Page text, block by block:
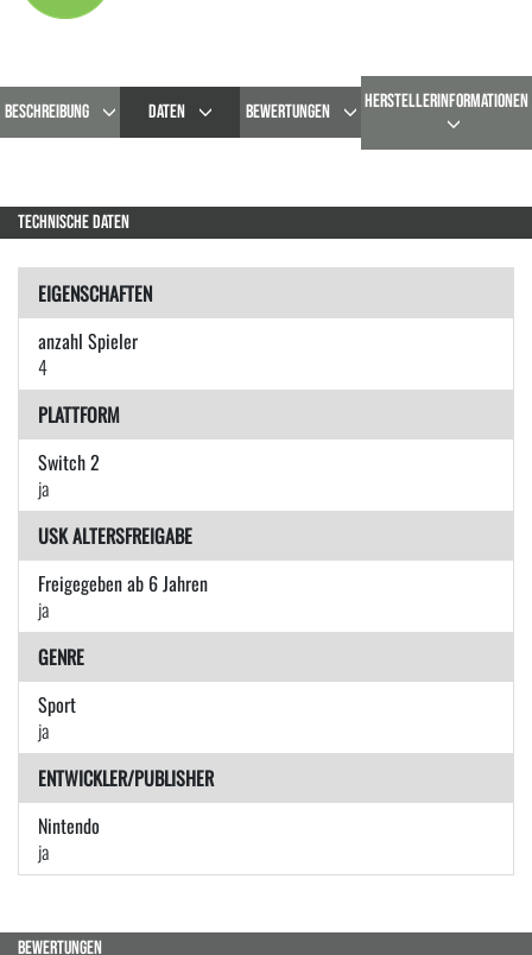
BESCHREIBUNG DATEN BEWERTUNGEN HERSTELLERINFORMATIONEN
TECHNISCHE DATEN
EIGENSCHAFTEN
anzahl Spieler
4
PLATTFORM
Switch 2
ja
USK ALTERSFREIGABE
Freigegeben ab 6 Jahren
ja
GENRE
Sport
ja
ENTWICKLER/PUBLISHER
Nintendo
ja
BEWERTUNGEN